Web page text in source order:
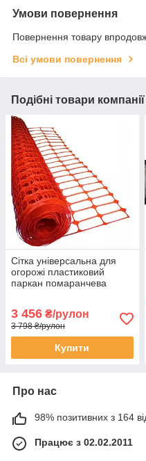
Умови повернення
Повернення товару
Всі умови повернення
Подібні товари компанії
Сітка універсальна для
огорожі пластиковий
паркан помаранчева
щільність 75 г/м2
3 456 ₴/рулон
3 798 ₴/рулон
Купити
Про нас
98% позитивних з 164
Працює з 02.02.2011